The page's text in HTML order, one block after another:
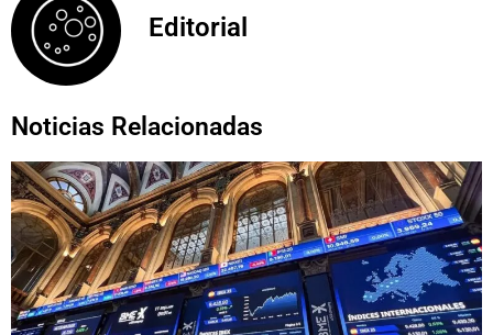
Editorial
Noticias Relacionadas